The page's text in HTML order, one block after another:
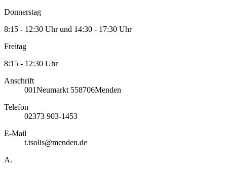
Donnerstag
8:15 - 12:30 Uhr und 14:30 - 17:30 Uhr
Freitag
8:15 - 12:30 Uhr
Anschrift
001Neumarkt 558706Menden
Telefon
02373 903-1453
E-Mail
t.tsolis@menden.de
A.